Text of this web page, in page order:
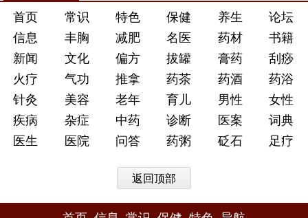
首页 常识 特色 保健 养生
论坛
信息
丰胸 减肥 名医 药材
书籍
新闻
文化 偏方 拔罐 膏药
刮痧
火疗
气功 推拿 药茶 药酒
药浴
针灸
美容 老年 育儿 男性
女性
疾病
杂症 中药 诊断 医案
词典
医生
医院 问答 药粥 砭石 足疗
返回顶部